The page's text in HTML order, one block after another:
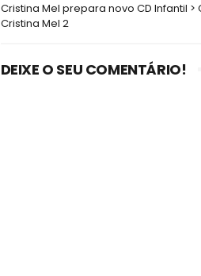
Cristina Mel prepara novo CD Infantil >
Cristina Mel 2
DEIXE O SEU COMENTÁRIO!